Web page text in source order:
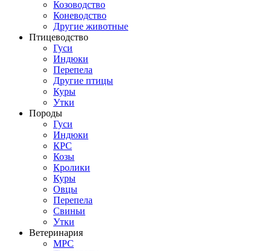
Козоводство
Коневодство
Другие животные
Птицеводство
Гуси
Индюки
Перепела
Другие птицы
Куры
Утки
Породы
Гуси
Индюки
КРС
Козы
Кролики
Куры
Овцы
Перепела
Свиньи
Утки
Ветеринария
МРС